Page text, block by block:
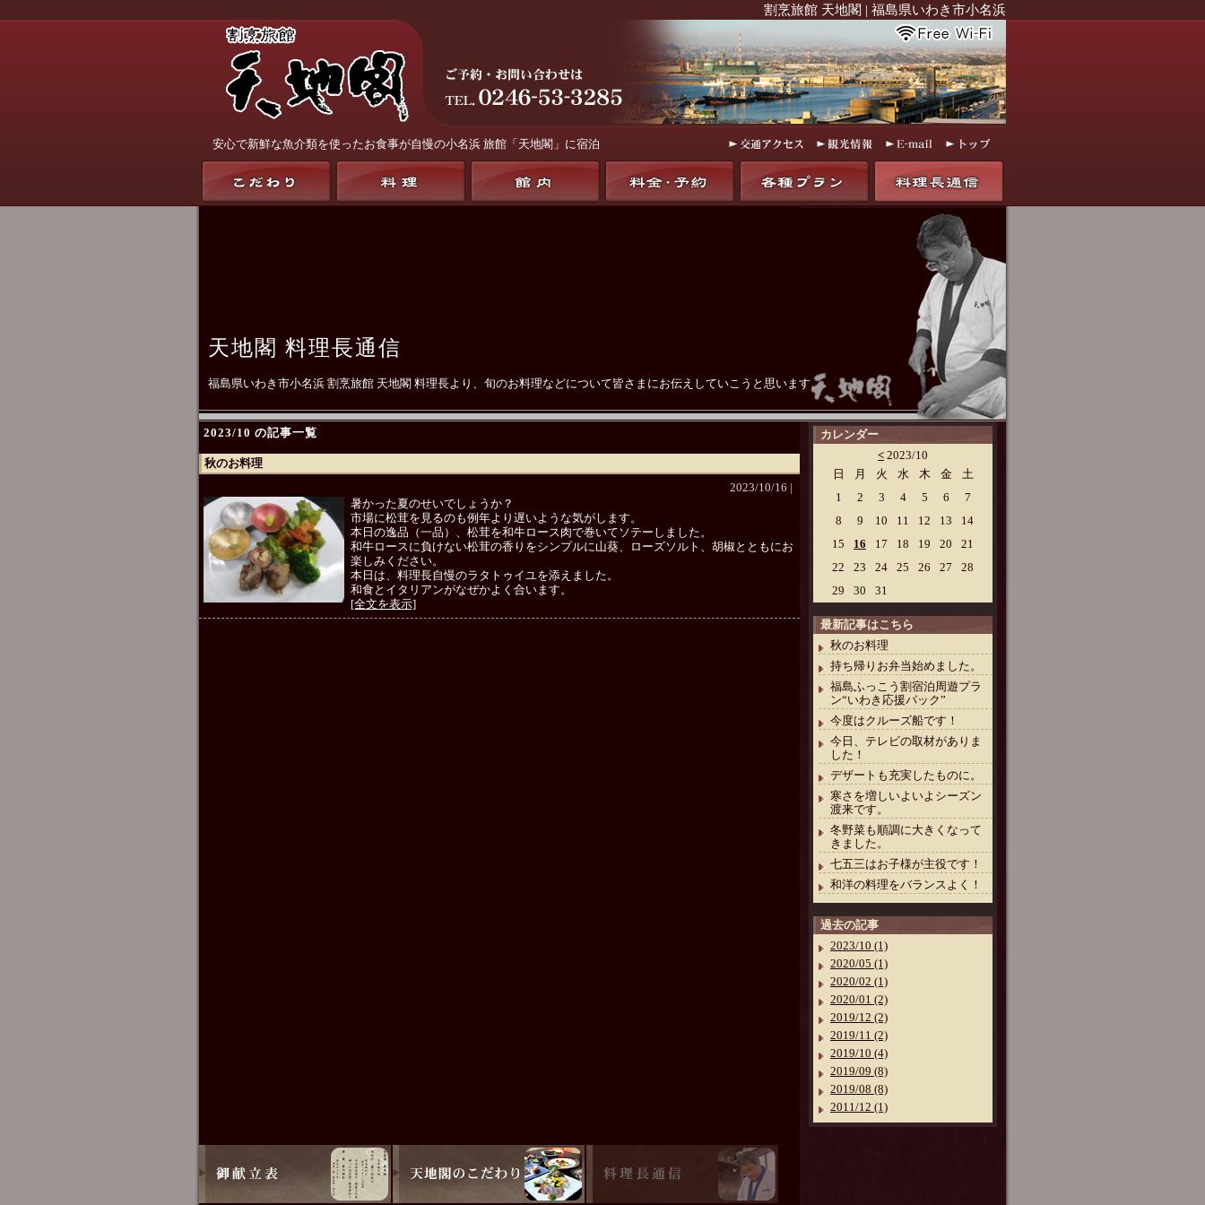
割烹旅館 天地閣 | 福島県いわき市小名浜
安心で新鮮な魚介類を使ったお食事が自慢の小名浜 旅館「天地閣」 に宿泊
天地閣 料理長通信
福島県いわき市小名浜 割烹旅館 天地閣 料理長より、旬のお料理などについて皆さまにお伝えしていこうと思います。
2023/10 の記事一覧
秋のお料理
2023/10/16 |
暑かった夏のせいでしょうか？
市場に松茸を見るのも例年より遅いような気がします。
本日の逸品（一品）、松茸を和牛ロース肉で巻いてソテーしました。
和牛ロースに負けない松茸の香りをシンプルに山葵、ローズソルト、胡椒とともにお
楽しみください。
本日は、料理長自慢のラタトゥイユを添えました。
和食とイタリアンがなぜかよく合います。
[全文を表示]
カレンダー
< 2023/10
日
月 火 水 木 金
土
1
2 3 4 5 6
7
8
9 10 11 12 13
14
15
16 17 18 19 20
21
22
23 24 25 26 27
28
29
30 31
最新記事はこちら
秋のお料理
持ち帰りお弁当始めました。
福島ふっこう割宿泊周遊プラ
ン“いわき応援パック”
今度はクルーズ船です！
今日、テレビの取材がありま
した！
デザートも充実したものに。
寒さを増しいよいよシーズン
渡来です。
冬野菜も順調に大きくなって
きました。
七五三はお子様が主役です！
和洋の料理をバランスよく！
過去の記事
2023/10 (1)
2020/05 (1)
2020/02 (1)
2020/01 (2)
2019/12 (2)
2019/11 (2)
2019/10 (4)
2019/09 (8)
2019/08 (8)
2011/12 (1)